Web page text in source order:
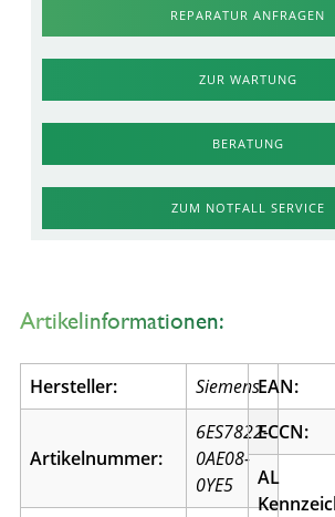
REPARATUR ANFRAGEN
ZUR WARTUNG
BERATUNG
ZUM NOTFALL SERVICE
Artikelinformationen:
Hersteller: Siemens
Artikelnummer:
6ES7822-
0AE08-
0YE5
EAN:
ECCN:
AL